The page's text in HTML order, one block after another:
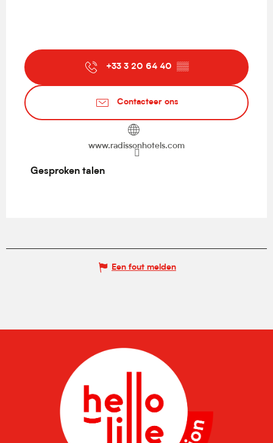
+33 3 20 64 40 ▒▒
Contacteer ons
www.radissonhotels.com
Gesproken talen
Gesproken talen
Een fout melden